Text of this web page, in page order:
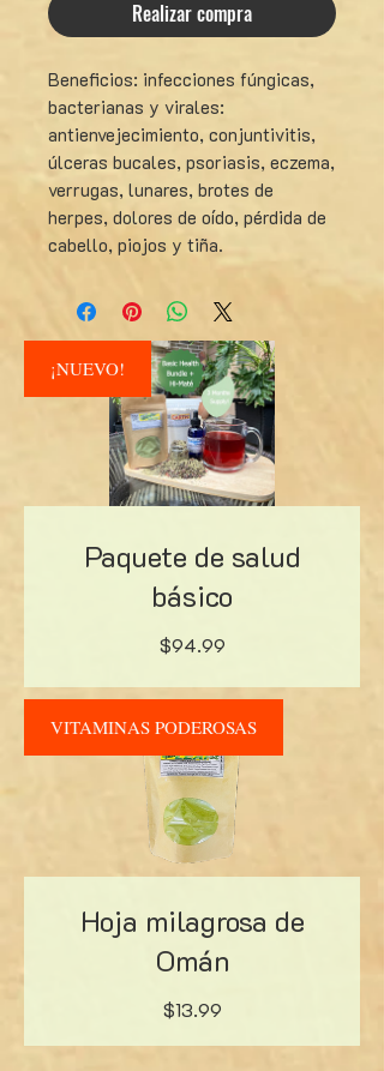
Realizar compra
Beneficios: infecciones fúngicas,
bacterianas y virales:
antienvejecimiento, conjuntivitis,
úlceras bucales, psoriasis, eczema,
verrugas, lunares, brotes de
herpes, dolores de oído, pérdida de
cabello, piojos y tiña.
¡NUEVO!
Paquete de salud
básico
$94.99Precio
VITAMINAS PODEROSAS
Hoja milagrosa de
Omán
$13.99Precio